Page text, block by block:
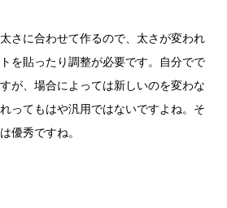
さに合わせて作るので、太さが変われ
を貼ったり調整が必要です。自分でで
が、場合によっては新しいのを変わな
ってもはや汎用ではないですよね。そ
優秀ですね。